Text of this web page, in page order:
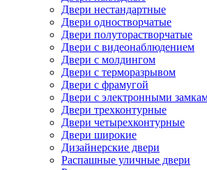
Двери нестандартные
Двери одностворчатые
Двери полуторастворчатые
Двери с видеонаблюдением
Двери с молдингом
Двери с терморазрывом
Двери с фрамугой
Двери с электронными
Двери трехконтурные
Двери четырехконтурные
Двери широкие
Дизайнерские двери
Распашные уличные двери